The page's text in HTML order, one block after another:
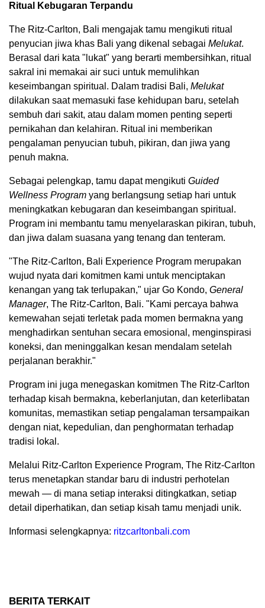
Ritual Kebugaran Terpandu
The Ritz-Carlton, Bali mengajak tamu mengikuti ritual
penyucian jiwa khas Bali yang dikenal sebagai Melukat.
Berasal dari kata "lukat" yang berarti membersihkan, ritual
sakral ini memakai air suci untuk memulihkan
keseimbangan spiritual. Dalam tradisi Bali, Melukat
dilakukan saat memasuki fase kehidupan baru, setelah
sembuh dari sakit, atau dalam momen penting seperti
pernikahan dan kelahiran. Ritual ini memberikan
pengalaman penyucian tubuh, pikiran, dan jiwa yang
penuh makna.
Sebagai pelengkap, tamu dapat mengikuti Guided
Wellness Program yang berlangsung setiap hari untuk
meningkatkan kebugaran dan keseimbangan spiritual.
Program ini membantu tamu menyelaraskan pikiran, tubuh,
dan jiwa dalam suasana yang tenang dan tenteram.
"The Ritz-Carlton, Bali Experience Program merupakan
wujud nyata dari komitmen kami untuk menciptakan
kenangan yang tak terlupakan," ujar Go Kondo, General
Manager, The Ritz-Carlton, Bali. "Kami percaya bahwa
kemewahan sejati terletak pada momen bermakna yang
menghadirkan sentuhan secara emosional, menginspirasi
koneksi, dan meninggalkan kesan mendalam setelah
perjalanan berakhir."
Program ini juga menegaskan komitmen The Ritz-Carlton
terhadap kisah bermakna, keberlanjutan, dan keterlibatan
komunitas, memastikan setiap pengalaman tersampaikan
dengan niat, kepedulian, dan penghormatan terhadap
tradisi lokal.
Melalui Ritz-Carlton Experience Program, The Ritz-Carlton
terus menetapkan standar baru di industri perhotelan
mewah — di mana setiap interaksi ditingkatkan, setiap
detail diperhatikan, dan setiap kisah tamu menjadi unik.
Informasi selengkapnya: ritzcarltonbali.com
BERITA TERKAIT